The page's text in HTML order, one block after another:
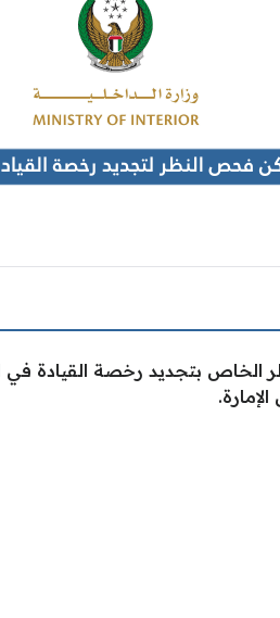
الخاص بتجديد رخصة القيادة في